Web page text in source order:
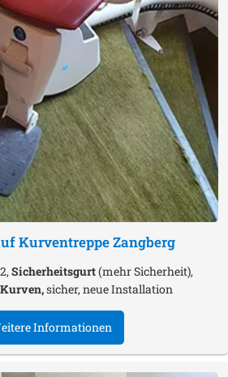
KurventreppeZangberg
Sicherheitsgurt(mehr Sicherheit),
sicher, neue Installation
Informationen